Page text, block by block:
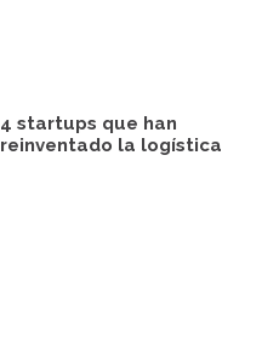
4 startups que han
reinventado la logística